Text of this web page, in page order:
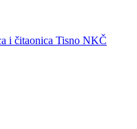
i čitaonica Tisno NKČ